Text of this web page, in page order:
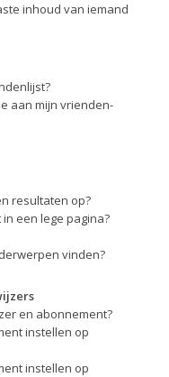
inhoud van iemand
aan mijn vrienden-
resultaten op?
een lege pagina?
vinden?
en abonnement?
instellen op
instellen op